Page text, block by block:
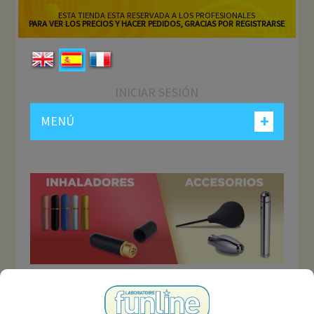
ESTA TIENDA ESTA RESERVADA A LOS PROFESIONALES
PARA VER LOS PRECIOS Y HACER PEDIDOS, GRACIAS POR REGISTRARSE
INICIAR SESIÓN
+
MENÚ
JUGUETES ACCESORIOS
DEFINITIVOS